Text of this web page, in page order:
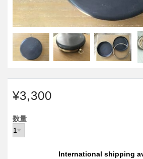
¥3,300
数量
International shipping